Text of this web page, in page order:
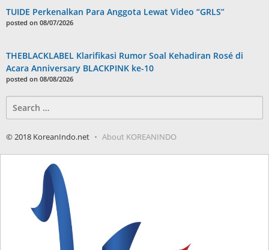
TUIDE Perkenalkan Para Anggota Lewat Video “GRLS”
posted on 08/07/2026
THEBLACKLABEL Klarifikasi Rumor Soal Kehadiran Rosé di
Acara Anniversary BLACKPINK ke-10
posted on 08/08/2026
for:
© 2018 KoreanIndo.net About KOREANINDO